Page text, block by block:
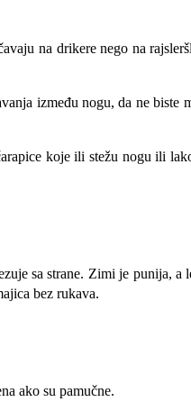
na drikere nego na
između nogu, da ne biste
koje ili stežu nogu ili
sa strane. Zimi je punija, a
bez rukava.
ako su pamučne.